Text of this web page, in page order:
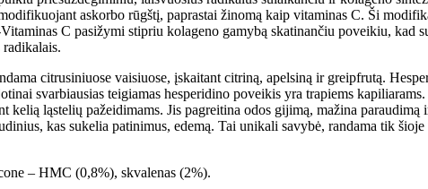
askorbo rūgštį, paprastai žinomą kaip vitaminas C. Ši
C pasižymi stipriu kolageno gamybą skatinančiu poveikiu, kad
citrusiniuose vaisiuose, įskaitant citriną, apelsiną ir greipfrutą.
svarbiausias teigiamas hesperidino poveikis yra trapiems
kelią ląstelių pažeidimams. Jis pagreitina odos gijimą, mažina
kas sukelia patinimus, edemą. Tai unikali savybė, randama tik
– HMC (0,8%), skvalenas (2%).